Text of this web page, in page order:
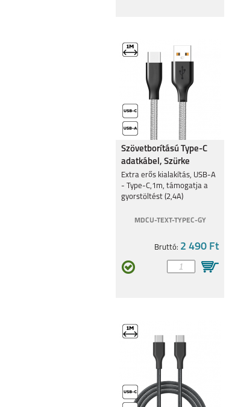
Szövetborítású Type-C
adatkábel, Szürke
Extra erős kialakítás, USB-A
- Type-C,1m, támogatja a
gyorstöltést (2,4A)
MDCU-TEXT-TYPEC-GY
Bruttó: 2 490 Ft